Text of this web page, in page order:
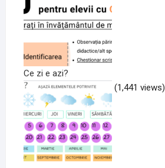
Ce zi e azi?
(1,441 views)